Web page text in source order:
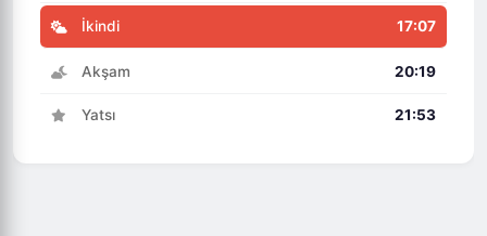
İkindi 17:07
Akşam 20:19
Yatsı 21:53